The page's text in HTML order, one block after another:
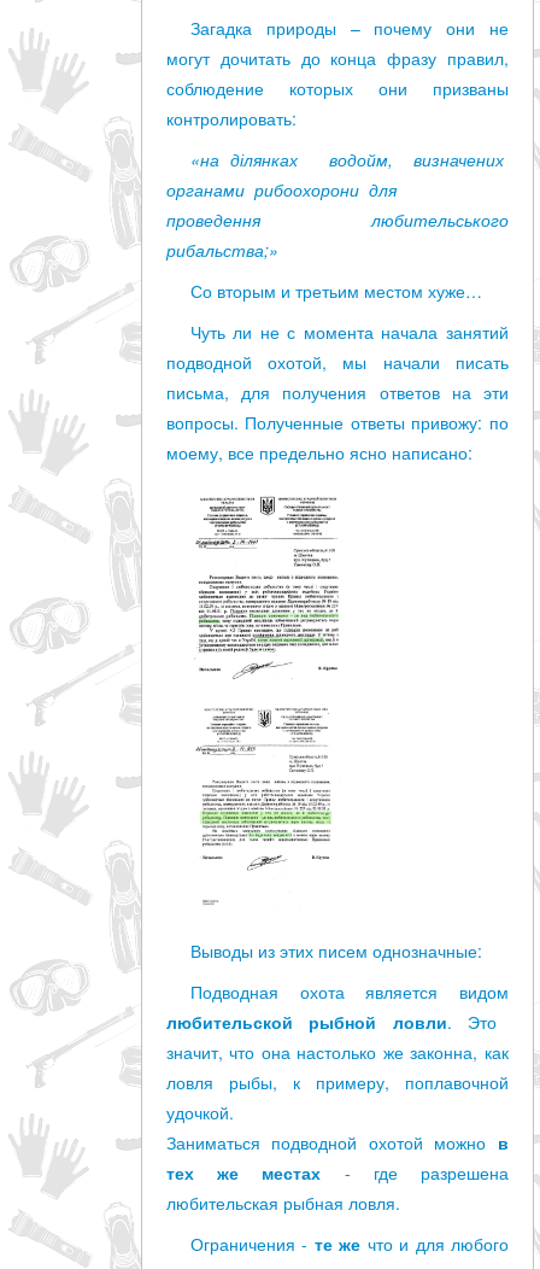
Загадка природы – почему они не
могут дочитать до конца фразу правил,
соблюдение которых они призваны
контролировать:
«на ділянках водойм, визначених
органами рибоохорони для
проведення любительського
рибальства;»
Со вторым и третьим местом хуже…
Чуть ли не с момента начала занятий
подводной охотой, мы начали писать
письма, для получения ответов на эти
вопросы. Полученные ответы привожу: по
моему, все предельно ясно написано:
Выводы из этих писем однозначные:
Подводная охота является видом
любительской рыбной ловли. Это
значит, что она настолько же законна, как
ловля рыбы, к примеру, поплавочной
удочкой.
Заниматься подводной охотой можно в
тех же местах - где разрешена
любительская рыбная ловля.
Ограничения - те же что и для любого